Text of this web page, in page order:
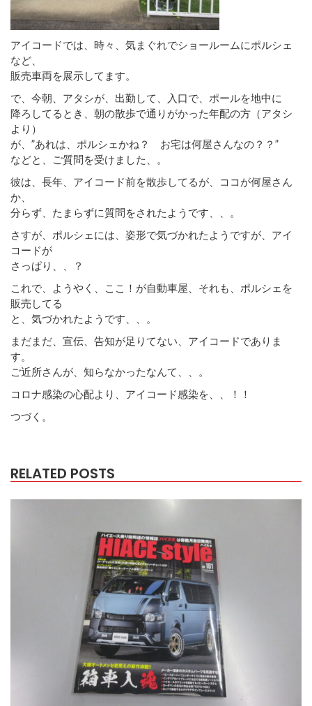
アイコードでは、時々、気まぐれでショールームにポルシェ
など、
販売車両を展示してます。
で、今朝、アタシが、出勤して、入口で、ポールを地中に
降ろしてるとき、朝の散歩で通りがかった年配の方（アタシ
より）
が、”あれは、ポルシェかね？ お宅は何屋さんなの？？”
などと、ご質問を受けました、。
彼は、長年、アイコード前を散歩してるが、ココが何屋さん
か、
分らず、たまらずに質問をされたようです、、。
さすが、ポルシェには、姿形で気づかれたようですが、アイ
コードが
さっぱり、、？
これで、ようやく、ここ！が自動車屋、それも、ポルシェを
販売してる
と、気づかれたようです、、。
まだまだ、宣伝、告知が足りてない、アイコードでありま
す。
ご近所さんが、知らなかったなんて、、。
コロナ感染の心配より、アイコード感染を、、！！
つづく。
RELATED POSTS